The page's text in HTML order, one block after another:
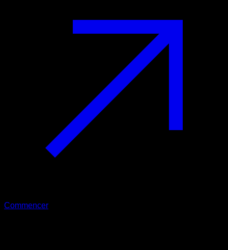
Commencer